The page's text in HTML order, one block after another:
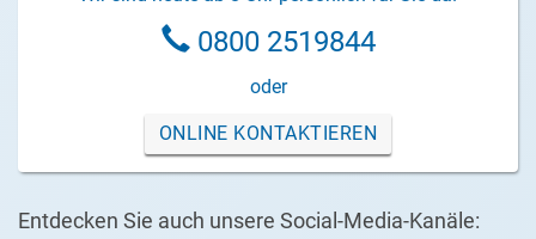
0800 2519844
oder
ONLINE KONTAKTIEREN
Entdecken Sie auch unsere Social-Media-Kanäle: